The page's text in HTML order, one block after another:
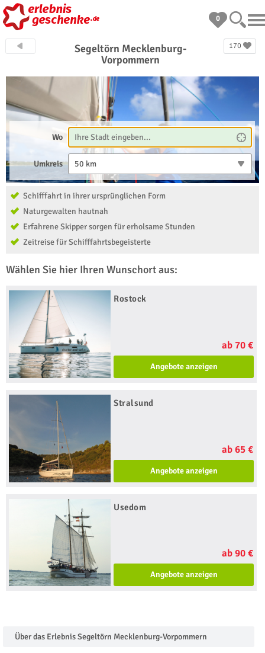
0
170
Segeltörn Mecklenburg-
Vorpommern
Wo
Umkreis 50 km
Schifffahrt in ihrer ursprünglichen Form
Naturgewalten hautnah
Erfahrene Skipper sorgen für erholsame Stunden
Zeitreise für Schifffahrtsbegeisterte
Wählen Sie hier Ihren Wunschort aus:
Rostock
ab 70 €
Angebote anzeigen
Stralsund
ab 65 €
Angebote anzeigen
Usedom
ab 90 €
Angebote anzeigen
Über das Erlebnis Segeltörn Mecklenburg-Vorpommern